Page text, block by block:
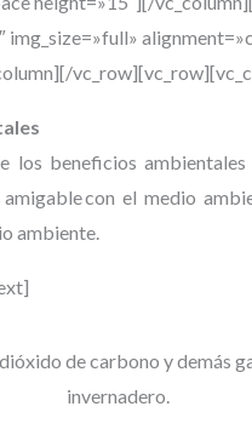
img_size=»full»
los beneficios ambientales
con el medio
ambiente.
de carbono y demás
invernadero.